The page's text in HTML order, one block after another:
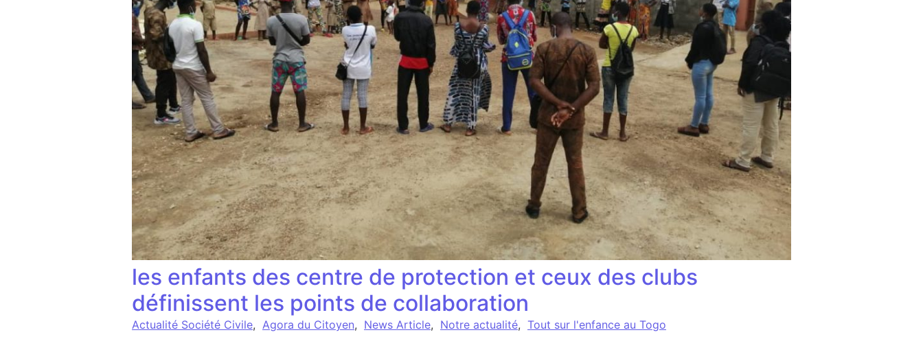
les enfants des centre de protection et ceux des clubs
définissent les points de collaboration
Actualité Société Civile, Agora du Citoyen, News Article, Notre actualité, Tout sur l'enfance au Togo